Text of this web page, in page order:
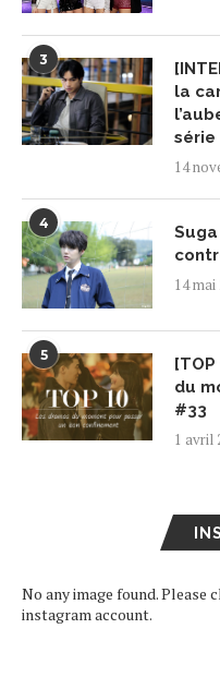
3
la
série
14
4
14 mai
5
du
#33
1 avril
No any image found.
instagram account.